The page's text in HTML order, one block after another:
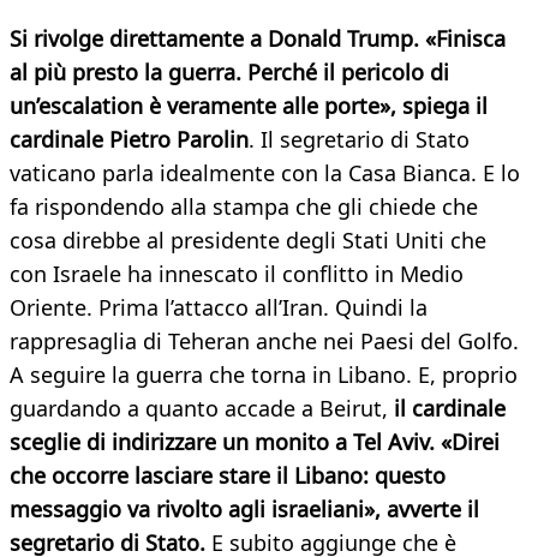
Si rivolge direttamente a Donald Trump. «Finisca
al più presto la guerra. Perché il pericolo di
un’escalation è veramente alle porte», spiega il
cardinale Pietro Parolin. Il segretario di Stato
vaticano parla idealmente con la Casa Bianca. E lo
fa rispondendo alla stampa che gli chiede che
cosa direbbe al presidente degli Stati Uniti che
con Israele ha innescato il conflitto in Medio
Oriente. Prima l’attacco all’Iran. Quindi la
rappresaglia di Teheran anche nei Paesi del Golfo.
A seguire la guerra che torna in Libano. E, proprio
guardando a quanto accade a Beirut, il cardinale
sceglie di indirizzare un monito a Tel Aviv. «Direi
che occorre lasciare stare il Libano: questo
messaggio va rivolto agli israeliani», avverte il
segretario di Stato. E subito aggiunge che è